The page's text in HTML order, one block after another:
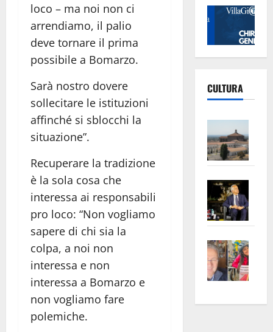
loco – ma noi non ci
arrendiamo, il palio
deve tornare il prima
possibile a Bomarzo.
Sarà nostro dovere
sollecitare le istituzioni
affinché si sblocchi la
situazione”.
Recuperare la tradizione
è la sola cosa che
interessa ai responsabili
pro loco: “Non vogliamo
sapere di chi sia la
colpa, a noi non
interessa e non
interessa a Bomarzo e
non vogliamo fare
polemiche.
CULTURA
euro
apre